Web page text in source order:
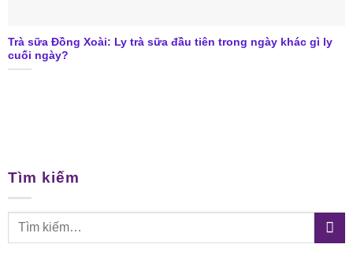
Trà sữa Đồng Xoài: Ly trà sữa đầu tiên trong ngày khác gì ly
cuối ngày?
Tìm kiếm